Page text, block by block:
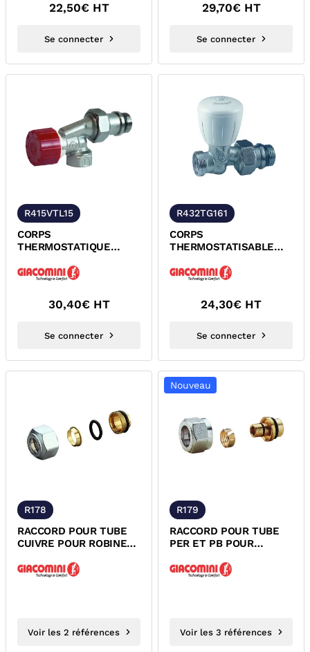
22,50€ HT
Se connecter
29,70€ HT
Se connecter
R415VTL15
CORPS
THERMOSTATIQUE
VISSER M30x1,5 SERIE
ALESAGE...
30,40€ HT
Se connecter
R432TG161
CORPS
THERMOSTATISABLE
ALESAGE GIACOMINI
24,30€ HT
Se connecter
R178
RACCORD POUR TUBE
CUIVRE POUR ROBINET
SERIE ALESAGE...
Voir les 2 références
Nouveau
R179
RACCORD POUR TUBE
PER ET PB POUR
THERMOSTATISABLE
SERIE...
Voir les 3 références